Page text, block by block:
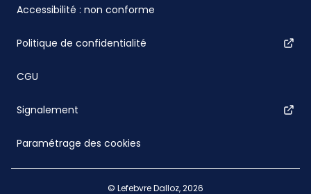
Accessibilité : non conforme
Politique de confidentialité
CGU
Signalement
Paramétrage des cookies
© Lefebvre Dalloz, 2026